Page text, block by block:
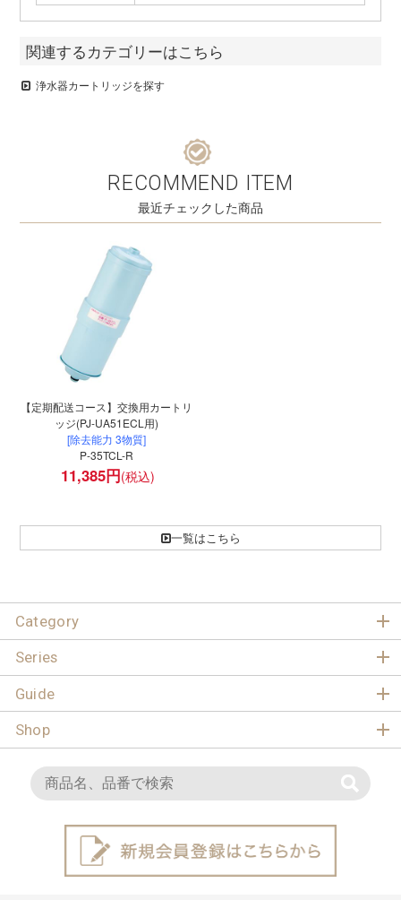
関連するカテゴリーはこちら
浄水器カートリッジを探す
RECOMMEND ITEM
最近チェックした商品
【定期配送コース】交換用カートリ
ッジ(PJ-UA51ECL用)
[除去能力 3物質]
P-35TCL-R
11,385円
一覧はこちら
Category
Series
Guide
Shop